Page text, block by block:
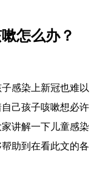
怎么办？
感染上新冠也难以
己孩子咳嗽想必许
讲解一下儿童感染
助到在看此文的各